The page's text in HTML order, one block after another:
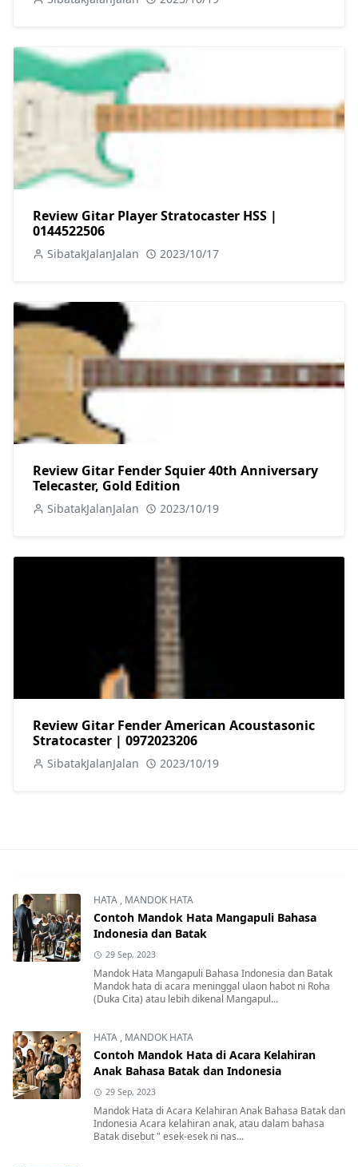
Review Gitar Player Stratocaster HSS |
0144522506
SibatakJalanJalan 2023/10/17
Review Gitar Fender Squier 40th Anniversary
Telecaster, Gold Edition
SibatakJalanJalan 2023/10/19
Review Gitar Fender American Acoustasonic
Stratocaster | 0972023206
SibatakJalanJalan 2023/10/19
HATA , MANDOK HATA
Contoh Mandok Hata Mangapuli Bahasa
Indonesia dan Batak
29 Sep, 2023
Mandok Hata Mangapuli Bahasa Indonesia dan Batak
Mandok hata di acara meninggal ulaon habot ni Roha
(Duka Cita) atau lebih dikenal Mangapul...
HATA , MANDOK HATA
Contoh Mandok Hata di Acara Kelahiran
Anak Bahasa Batak dan Indonesia
29 Sep, 2023
Mandok Hata di Acara Kelahiran Anak Bahasa Batak dan
Indonesia Acara kelahiran anak, atau dalam bahasa
Batak disebut " esek-esek ni nas...